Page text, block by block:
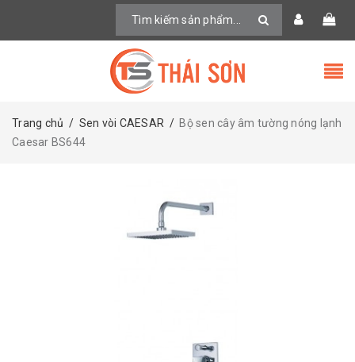
Trang chủ / Sen vòi CAESAR / Bộ sen cây âm tường nóng lạnh
Caesar BS644